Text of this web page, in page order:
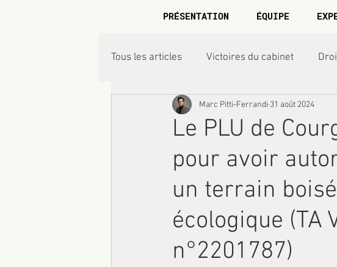
PRÉSENTATION ÉQUIPE
Tous les articles Victoires du cabinet
Droit éolien Vie des communes
Le PLU de
pour avoir
un terrain
écologique (TA
n°2201787)
Marc Pitti-Ferrandi 31 août 2024